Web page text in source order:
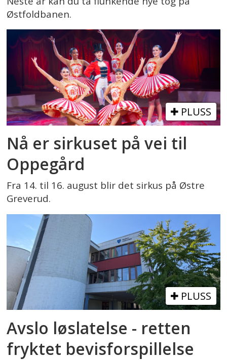
Østfoldbanen.
PLUSS
Nå er sirkuset på vei til
Oppegård
Fra 14. til 16. august blir det sirkus på Østre
Greverud.
PLUSS
Avslo løslatelse - retten
fryktet bevisforspillelse